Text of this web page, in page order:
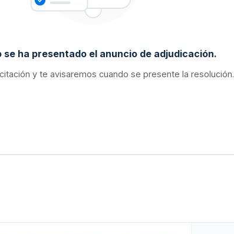
se ha presentado el anuncio de adjudicación.
y te avisaremos cuando se presente la resolución.